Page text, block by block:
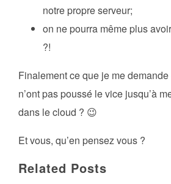
notre propre serveur;
on ne pourra même plus
?!
Finalement ce que je me demande
n’ont pas poussé le vice jusqu’à
dans le cloud ? 😉
Et vous, qu’en pensez vous ?
Related Posts